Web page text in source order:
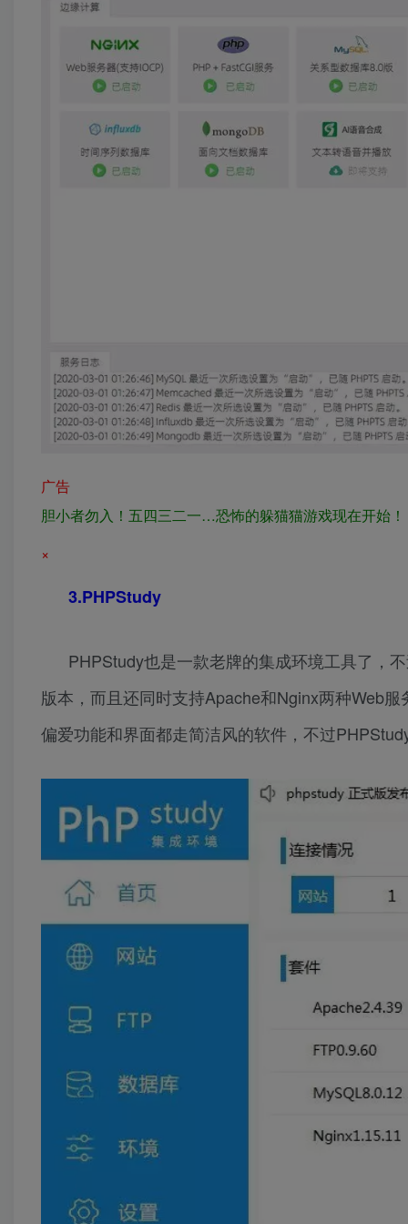
广告
胆小者勿入！五四三二一…恐怖的躲猫猫游戏现在开始！
×
3.PHPStudy
PHPStudy也是一款老牌的集成环境工具了，
版本，而且还同时支持Apache和Nginx两种Web
偏爱功能和界面都走简洁风的软件，不过